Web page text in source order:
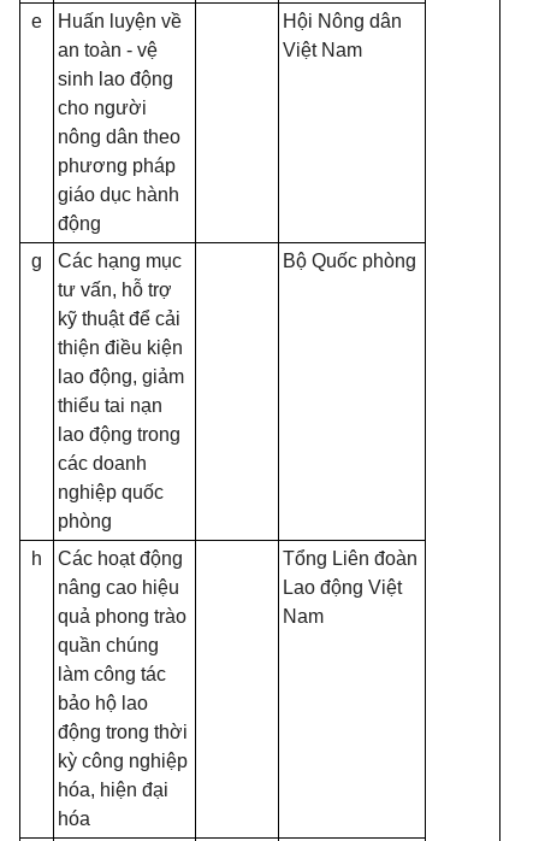
e
Huấn luyện về
an toàn - vệ
sinh lao động
cho người
nông dân theo
phương pháp
giáo dục hành
động
Hội Nông dân
Việt Nam
g
Các hạng mục
tư vấn, hỗ trợ
kỹ thuật để cải
thiện điều kiện
lao động, giảm
thiểu tai nạn
lao động trong
các doanh
nghiệp quốc
phòng
Bộ Quốc phòng
h
Các hoạt động
nâng cao hiệu
quả phong trào
quần chúng
làm công tác
bảo hộ lao
động trong thời
kỳ công nghiệp
hóa, hiện đại
hóa
Tổng Liên đoàn
Lao động Việt
Nam